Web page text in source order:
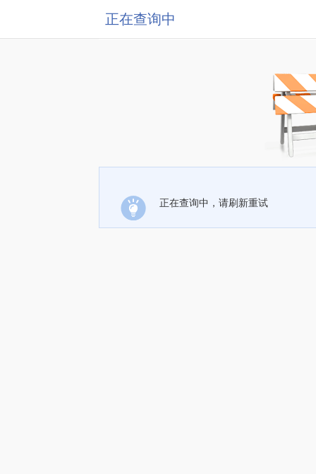
正在查询中
正在查询中，请刷新重试